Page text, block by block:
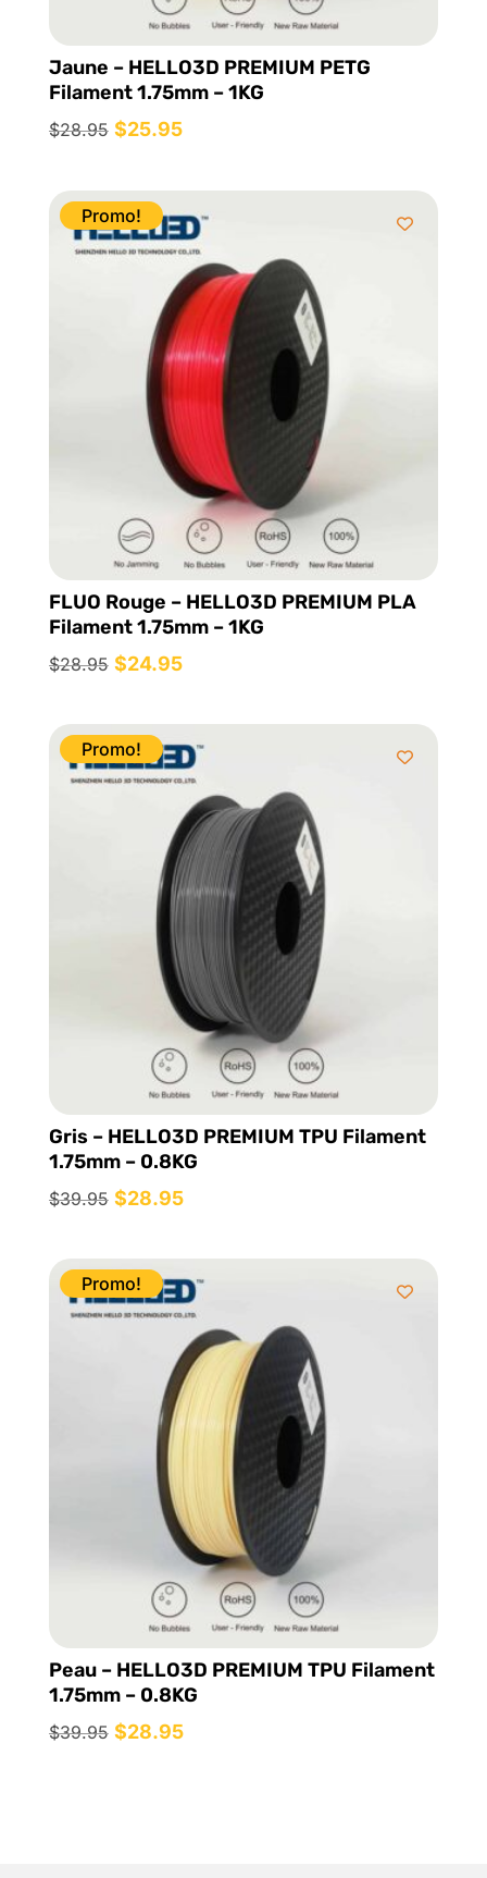
Jaune – HELLO3D PREMIUM PETG
Filament 1.75mm – 1KG
$28.95 Le
initial
était :
$28.95.
$25.95Le
actuel
est :
$25.95.
Promo!
FLUO Rouge – HELLO3D PREMIUM PLA
Filament 1.75mm – 1KG
$28.95 Le
initial
était :
$28.95.
$24.95Le
actuel
est :
$24.95.
Promo!
Gris – HELLO3D PREMIUM TPU Filament
1.75mm – 0.8KG
$39.95 Le
initial
était :
$39.95.
$28.95Le
actuel
est :
$28.95.
Promo!
Peau – HELLO3D PREMIUM TPU Filament
1.75mm – 0.8KG
$39.95 Le
$28.95Le